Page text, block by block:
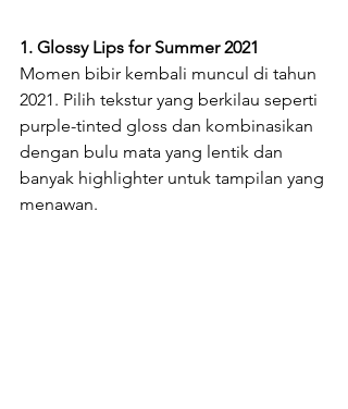
1. Glossy Lips for Summer 2021
Momen bibir kembali muncul di tahun
2021. Pilih tekstur yang berkilau seperti
purple-tinted gloss dan kombinasikan
dengan bulu mata yang lentik dan
banyak highlighter untuk tampilan yang
menawan.